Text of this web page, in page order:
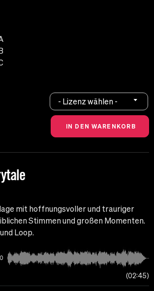
- Lizenz wählen -
mit hoffnungsvoller und trauriger
Stimmen und großen Momenten.
Loop.
02:45